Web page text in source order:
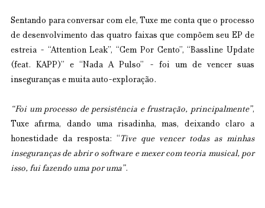
Sentando para conversar com ele, Tuxe me conta que o processo
de desenvolvimento das quatro faixas que compõem seu EP de
estreia - “Attention Leak”, “Cem Por Cento”, “Bassline Update
(feat. KAPP)” e “Nada A Pulso” - foi um de vencer suas
inseguranças e muita auto-exploração.
“Foi um processo de persistência e frustração, principalmente”,
Tuxe afirma, dando uma risadinha, mas, deixando claro a
honestidade da resposta: “
Tive que vencer todas as minhas
inseguranças de abrir o software e mexer com teoria musical, por
isso, fui fazendo uma por uma”.